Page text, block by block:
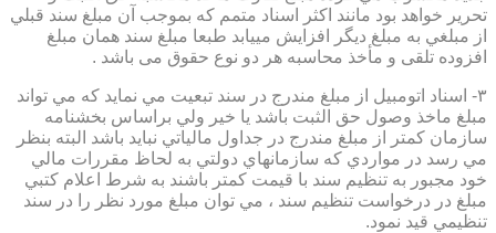
تحرير خواهد بود مانند اكثر اسناد متمم كه بموجب آن مبلغ سند قبلي
از مبلغي به مبلغ ديگر افزايش مييابد طبعا مبلغ سند همان مبلغ
افزوده تلقی و مأخذ محاسبه هر دو نوع حقوق می باشد .
۳- اسناد اتومبيل از مبلغ مندرج در سند تبعيت مي نمايد كه مي تواند
مبلغ ماخذ وصول حق الثبت باشد يا خير ولي براساس بخشنامه
سازمان كمتر از مبلغ مندرج در جداول مالياتي نبايد باشد البته بنظر
مي رسد در مواردي كه سازمانهاي دولتي به لحاظ مقررات مالي
خود مجبور به تنظيم سند با قيمت كمتر باشند به شرط اعلام كتبي
مبلغ در درخواست تنظيم سند ، مي توان مبلغ مورد نظر را در سند
تنظيمي قيد نمود.